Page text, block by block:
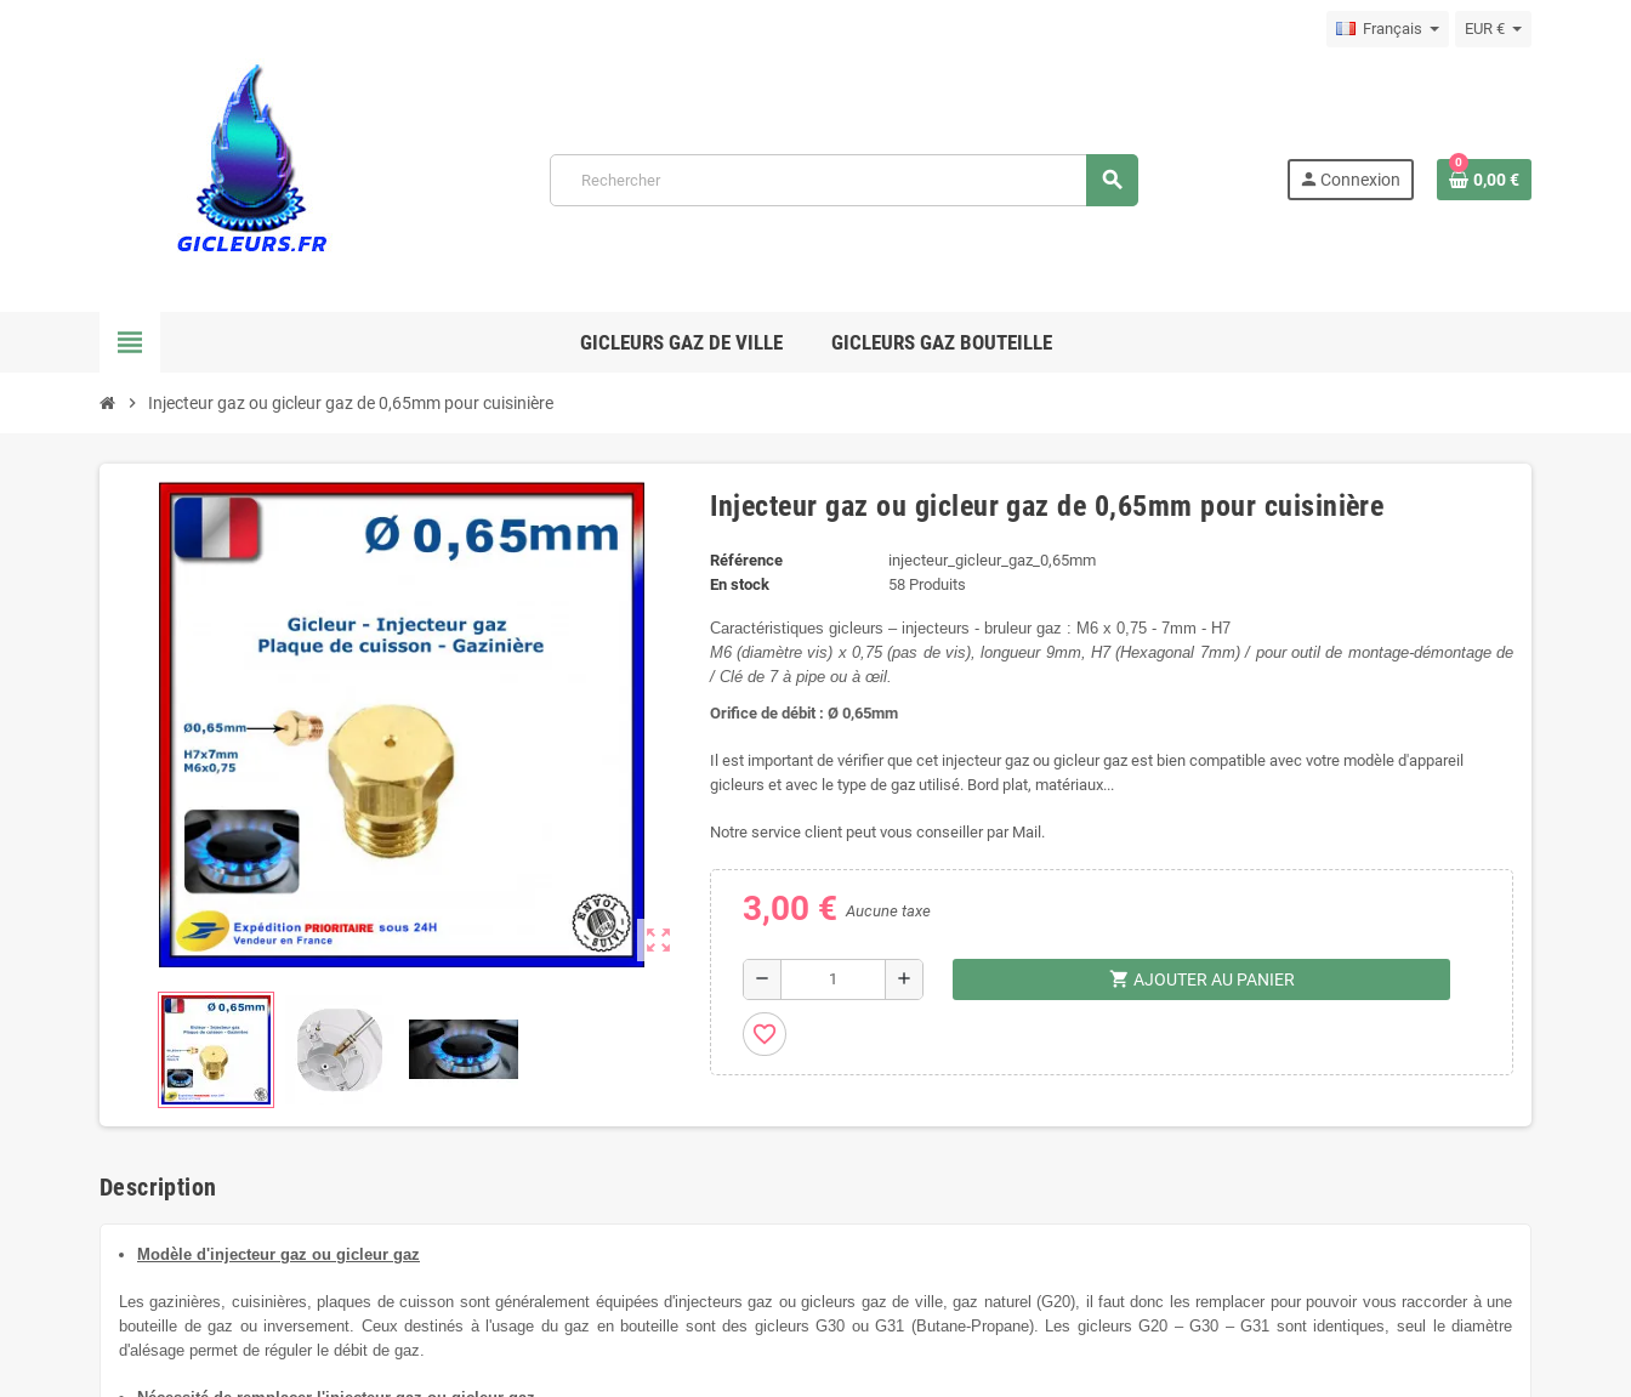
Français EUR €
search person Connexion
0
0,00 €
view_headline GICLEURS GAZ DE VILLE GICLEURS GAZ BOUTEILLE
chevron_right Injecteur gaz ou gicleur gaz de 0,65mm pour cuisinière
zoom_out_map
Injecteur gaz ou gicleur gaz de 0,65mm pour cuisinière
Référence
injecteur_gicleur_gaz_0,65mm
En stock
58 Produits
Caractéristiques gicleurs – injecteurs - bruleur gaz : M6 x 0,75 - 7mm - H7
M6 (diamètre vis) x 0,75 (pas de vis), longueur 9mm, H7 (Hexagonal 7mm) / pour outil de montage-démontage de
/ Clé de 7 à pipe ou à œil.
Orifice de débit : Ø 0,65mm
Il est important de vérifier que cet injecteur gaz ou gicleur gaz est bien compatible avec votre modèle d'appareil
gicleurs et avec le type de gaz utilisé. Bord plat, matériaux...
Notre service client peut vous conseiller par Mail.
3,00 €Aucune taxe
remove add shopping_cart AJOUTER AU PANIER
favorite_border
Description
Modèle d'injecteur gaz ou gicleur gaz
Les gazinières, cuisinières, plaques de cuisson sont généralement équipées d'injecteurs gaz ou gicleurs gaz de ville, gaz naturel (G20), il faut donc les remplacer pourpouvoir vous raccorder à une
bouteille de gaz ou inversement.
Ceux destinés à l'usage dugaz en bouteille sont des gicleurs G30 ou G31 (Butane-Propane). Les gicleurs G20 – G30 – G31 sont identiques, seul le diamètre
d'alésage permet de réguler le débit de gaz.